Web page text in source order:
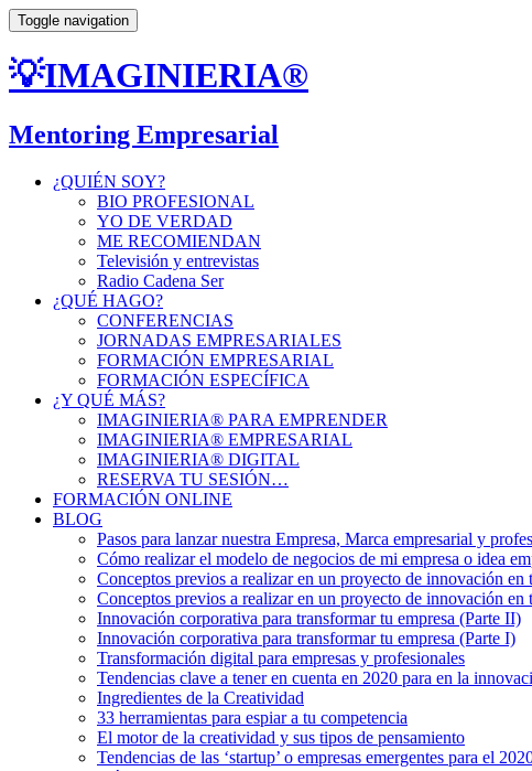
Toggle navigation
💡IMAGINIERIA®
Mentoring Empresarial
¿QUIÉN SOY?
BIO PROFESIONAL
YO DE VERDAD
ME RECOMIENDAN
Televisión y entrevistas
Radio Cadena Ser
¿QUÉ HAGO?
CONFERENCIAS
JORNADAS EMPRESARIALES
FORMACIÓN EMPRESARIAL
FORMACIÓN ESPECÍFICA
¿Y QUÉ MÁS?
IMAGINIERIA® PARA EMPRENDER
IMAGINIERIA® EMPRESARIAL
IMAGINIERIA® DIGITAL
RESERVA TU SESIÓN…
FORMACIÓN ONLINE
BLOG
Pasos para lanzar nuestra Empresa, Marca empresarial y
Cómo realizar el modelo de negocios de mi empresa o idea
Conceptos previos a realizar en un proyecto de innovación en
Conceptos previos a realizar en un proyecto de innovación en
Innovación corporativa para transformar tu empresa (Parte II)
Innovación corporativa para transformar tu empresa (Parte I)
Transformación digital para empresas y profesionales
Tendencias clave a tener en cuenta en 2020 para en la
Ingredientes de la Creatividad
33 herramientas para espiar a tu competencia
El motor de la creatividad y sus tipos de pensamiento
Tendencias de las ‘startup’ o empresas emergentes para el